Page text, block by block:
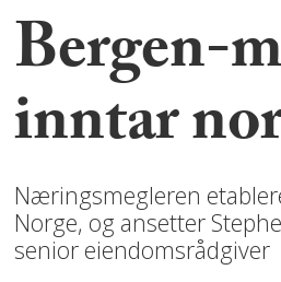
Bergen-
inntar
Næringsmegleren
Norge, og ansetter
senior eiendomsrådgiver